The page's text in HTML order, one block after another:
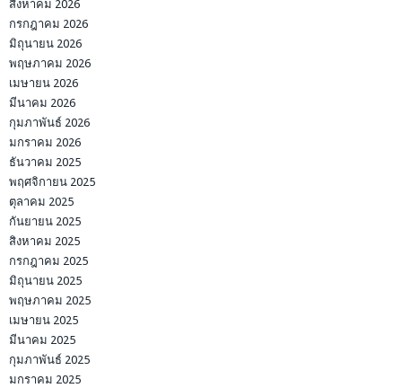
สิงหาคม 2026
กรกฎาคม 2026
มิถุนายน 2026
พฤษภาคม 2026
เมษายน 2026
มีนาคม 2026
กุมภาพันธ์ 2026
มกราคม 2026
ธันวาคม 2025
พฤศจิกายน 2025
ตุลาคม 2025
กันยายน 2025
สิงหาคม 2025
กรกฎาคม 2025
มิถุนายน 2025
พฤษภาคม 2025
เมษายน 2025
มีนาคม 2025
กุมภาพันธ์ 2025
มกราคม 2025